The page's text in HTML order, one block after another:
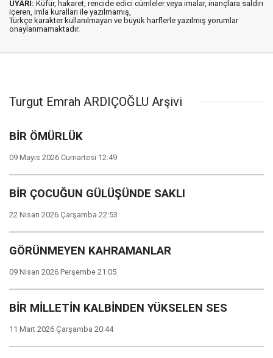
UYARI: Küfür, hakaret, rencide edici cümleler veya imalar, inançlara saldırı
içeren, imla kuralları ile yazılmamış,
Türkçe karakter kullanılmayan ve büyük harflerle yazılmış yorumlar
onaylanmamaktadır.
Turgut Emrah ARDIÇOĞLU Arşivi
BİR ÖMÜRLÜK
09 Mayıs 2026 Cumartesi 12:49
BİR ÇOCUĞUN GÜLÜŞÜNDE SAKLI
22 Nisan 2026 Çarşamba 22:53
GÖRÜNMEYEN KAHRAMANLAR
09 Nisan 2026 Perşembe 21:05
BİR MİLLETİN KALBİNDEN YÜKSELEN SES
11 Mart 2026 Çarşamba 20:44